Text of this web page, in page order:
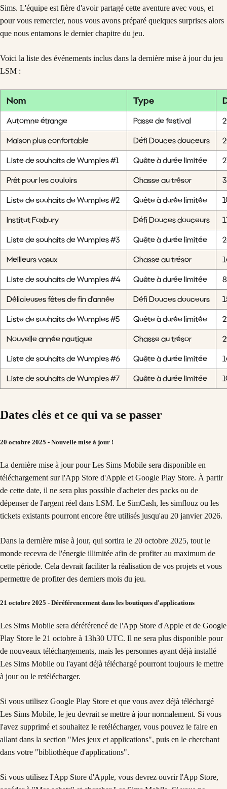
Sims. L'équipe est fière d'avoir partagé cette aventure avec vous, et
pour vous remercier, nous vous avons préparé quelques surprises alors
que nous entamons le dernier chapitre du jeu.
Voici la liste des événements inclus dans la dernière mise à jour du jeu
LSM :
Nom Type
Automne étrange Passe de festival
Maison plus confortable
Défi Douces douceurs
Liste de souhaits de Wumples #1
Quête à durée limitée
Prêt pour les couloirs
Chasse au trésor
Liste de souhaits de Wumples #2
Quête à durée limitée
Institut Foxbury
Défi Douces douceurs
Liste de souhaits de Wumples #3
Quête à durée limitée
Meilleurs vœux
Chasse au trésor
Liste de souhaits de Wumples #4
Quête à durée limitée
Délicieuses fêtes de fin d'année
Défi Douces douceurs
Liste de souhaits de Wumples #5
Quête à durée limitée
Nouvelle année nautique
Chasse au trésor
Liste de souhaits de Wumples #6
Quête à durée limitée
Liste de souhaits de Wumples #7
Quête à durée limitée
Dates clés et ce qui va se passer
20 octobre 2025 - Nouvelle mise à jour !
La dernière mise à jour pour Les Sims Mobile sera disponible en
téléchargement sur l'App Store d'Apple et Google Play Store. À partir
de cette date, il ne sera plus possible d'acheter des packs ou de
dépenser de l'argent réel dans LSM. Le SimCash, les simflouz ou les
tickets existants pourront encore être utilisés jusqu'au 20 janvier 2026.
Dans la dernière mise à jour, qui sortira le 20 octobre 2025, tout le
monde recevra de l'énergie illimitée afin de profiter au maximum de
cette période. Cela devrait faciliter la réalisation de vos projets et vous
permettre de profiter des derniers mois du jeu.
21 octobre 2025 - Déréférencement dans les boutiques d'applications
Les Sims Mobile sera déréférencé de l'App Store d'Apple et de Google
Play Store le 21 octobre à 13h30 UTC. Il ne sera plus disponible pour
de nouveaux téléchargements, mais les personnes ayant déjà installé
Les Sims Mobile ou l'ayant déjà téléchargé pourront toujours le mettre
à jour ou le retélécharger.
Si vous utilisez Google Play Store et que vous avez déjà téléchargé
Les Sims Mobile, le jeu devrait se mettre à jour normalement. Si vous
l'avez supprimé et souhaitez le retélécharger, vous pouvez le faire en
allant dans la section "Mes jeux et applications", puis en le cherchant
dans votre "bibliothèque d'applications".
Si vous utilisez l'App Store d'Apple, vous devrez ouvrir l'App Store,